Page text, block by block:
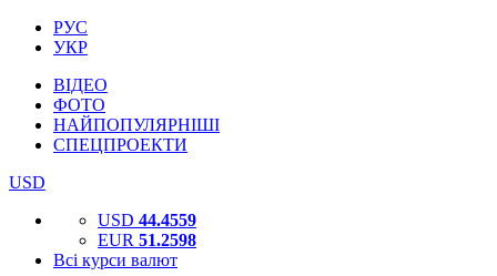
РУС
УКР
ВІДЕО
ФОТО
НАЙПОПУЛЯРНІШІ
СПЕЦПРОЕКТИ
USD
USD 44.4559
EUR 51.2598
Всі курси валют